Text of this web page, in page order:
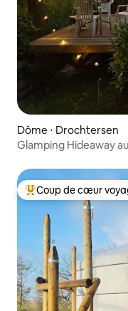
Dôme ⋅ Drochtersen
Glamping Hideaway
Coups de cœur
Coup de cœur